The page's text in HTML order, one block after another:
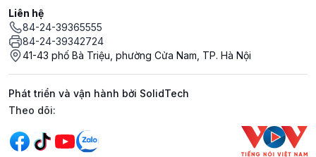
Liên hệ
84-24-39365555
84-24-39342724
41-43 phố Bà Triệu, phường Cửa Nam, TP. Hà Nội
Phát triển và vận hành bởi SolidTech
Mạng xã hội
Theo dõi: